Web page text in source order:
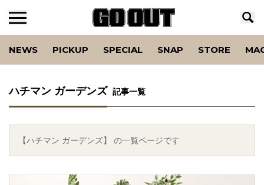
NEWS PICKUP SPECIAL SNAP STORE
ハチマン ガーデンズ 記事一覧
【ハチマン ガーデンズ】 の一覧ページです